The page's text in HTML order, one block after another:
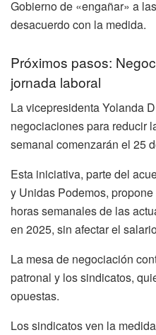
Gobierno de «engañar» a
desacuerdo con la medida.
Próximos pasos:
jornada laboral
La vicepresidenta Yolanda
negociaciones para reducir
semanal comenzarán el 25
Esta iniciativa, parte del
y Unidas Podemos,
horas semanales de las
en 2025, sin afectar el
La mesa de negociación
patronal y los sindicatos,
opuestas.
Los sindicatos ven la